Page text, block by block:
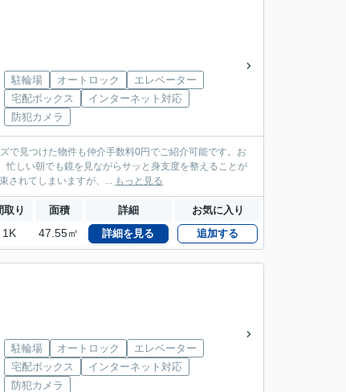
駐輪場 オートロック
エレベーター
宅配ボックス
インターネット対応
防犯カメラ
で見つけた物件も仲介手数料0円でご紹介可能です。お
しい朝でも鏡を見ながらサッと身支度を整えることが
されてしまいますが、... もっと見る
取り 面積 詳細 お気に入り
1K 47.55㎡ 詳細を見る 追加する
駐輪場 オートロック
エレベーター
宅配ボックス
インターネット対応
防犯カメラ